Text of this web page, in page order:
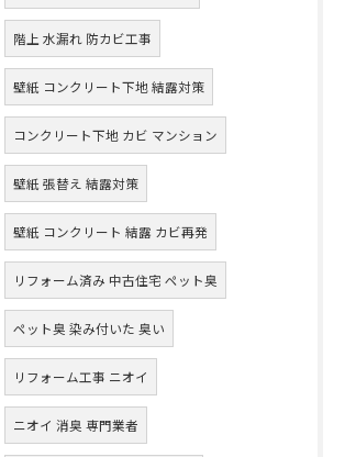
階上 水漏れ 防カビ工事
壁紙 コンクリート下地 結露対策
コンクリート下地 カビ マンション
壁紙 張替え 結露対策
壁紙 コンクリート 結露 カビ再発
リフォーム済み 中古住宅 ペット臭
ペット臭 染み付いた 臭い
リフォーム工事 ニオイ
ニオイ 消臭 専門業者